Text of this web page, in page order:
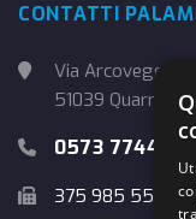
CONTATTI
Via Arcoveggio, 4
51039 Quarrata
0573 774457
375 985 5526